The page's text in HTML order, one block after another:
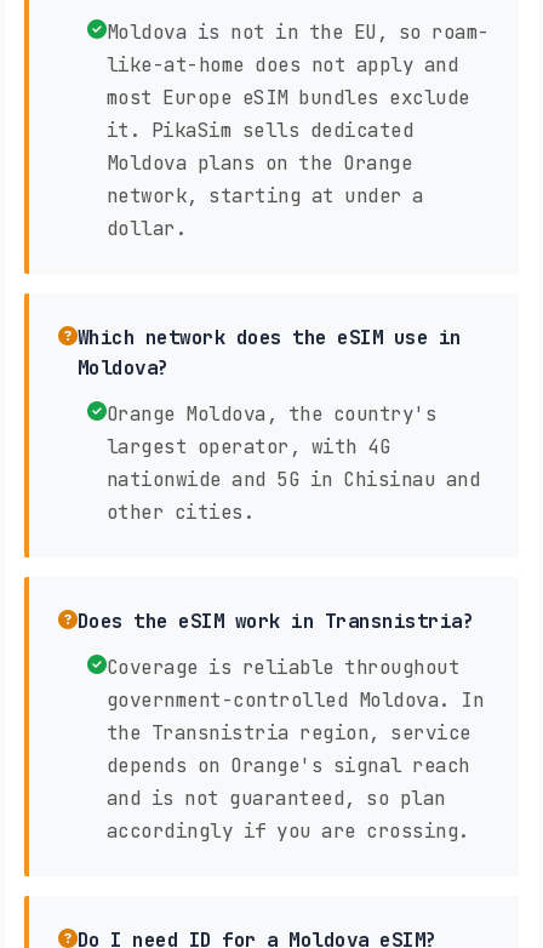
Moldova is not in the EU, so roam-
like-at-home does not apply and
most Europe eSIM bundles exclude
it. PikaSim sells dedicated
Moldova plans on the Orange
network, starting at under a
dollar.
Which network does the eSIM use in
Moldova?
Orange Moldova, the country's
largest operator, with 4G
nationwide and 5G in Chisinau and
other cities.
Does the eSIM work in Transnistria?
Coverage is reliable throughout
government-controlled Moldova. In
the Transnistria region, service
depends on Orange's signal reach
and is not guaranteed, so plan
accordingly if you are crossing.
Do I need ID for a Moldova eSIM?